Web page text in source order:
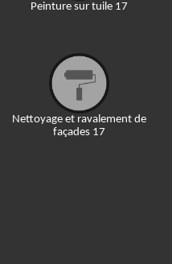
Peinture sur tuile 17
Nettoyage et ravalement de
façades 17